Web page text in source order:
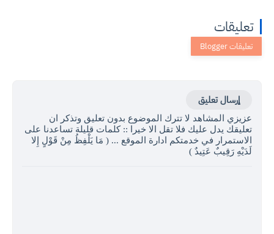
تعليقات
إرسال تعليق
عزيزي المشاهد لا تترك الموضوع بدون تعليق وتذكر ان
تعليقك يدل عليك فلا تقل الا خيرا :: كلمات قليلة تساعدنا على
الاستمرار في خدمتكم ادارة الموقع ... ( مَا يَلْفِظُ مِنْ قَوْلٍ إِلا
لَدَيْهِ رَقِيبٌ عَتِيدٌ )